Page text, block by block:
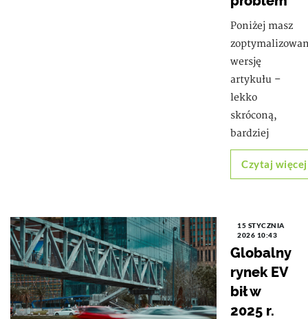
Poniżej masz
wersję
artykułu –
lekko
skróconą,
bardziej
Czytaj więcej
15 STYCZNIA
2026 10:43
Globalny
rynek EV
bił w
2025 r.